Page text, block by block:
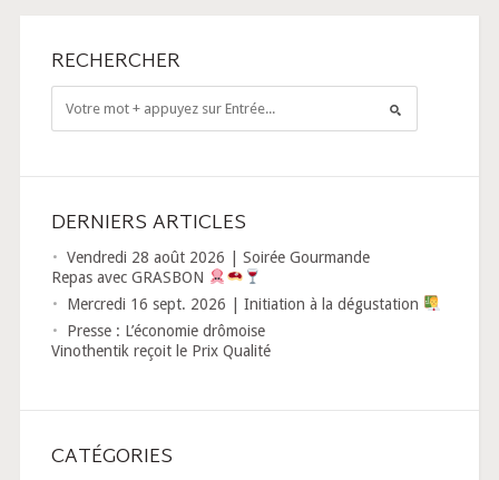
RECHERCHER
DERNIERS ARTICLES
Vendredi 28 août 2026 | Soirée Gourmande
Repas avec GRASBON
Mercredi 16 sept. 2026 | Initiation à la dégustation
Presse : L’économie drômoise
Vinothentik reçoit le Prix Qualité
CATÉGORIES